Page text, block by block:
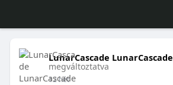
LunarCascade LunarCascade
megváltoztatva
12 hét